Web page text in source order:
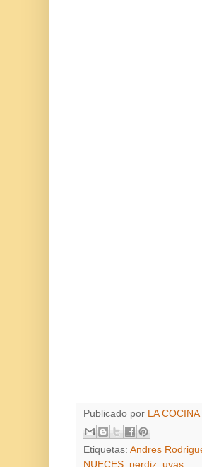
Publicado por LA
Etiquetas: Andres
NUECES perdiz uvas